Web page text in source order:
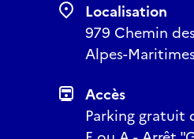
Localisation
979 Chemin
Alpes-
Accès
Parking gratuit